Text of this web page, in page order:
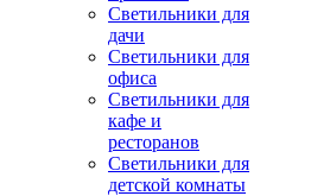
Светильники для
дачи
Светильники для
офиса
Светильники для
кафе и
ресторанов
Светильники для
детской комнаты